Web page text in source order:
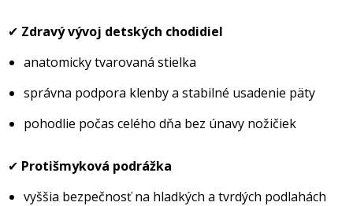
✔ Zdravý vývoj detských chodidiel
anatomicky tvarovaná stielka
správna podpora klenby a stabilné usadenie päty
pohodlie počas celého dňa bez únavy nožičiek
✔ Protišmyková podrážka
vyššia bezpečnosť na hladkých a tvrdých podlahách